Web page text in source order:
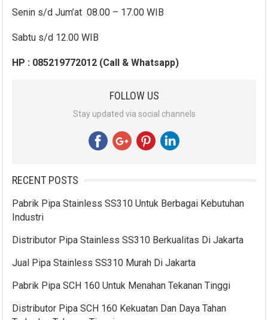
Senin s/d Jum’at 08.00 – 17.00 WIB
Sabtu s/d 12.00 WIB
HP : 085219772012 (Call & Whatsapp)
FOLLOW US
Stay updated via social channels
RECENT POSTS
Pabrik Pipa Stainless SS310 Untuk Berbagai Kebutuhan
Industri
Distributor Pipa Stainless SS310 Berkualitas Di Jakarta
Jual Pipa Stainless SS310 Murah Di Jakarta
Pabrik Pipa SCH 160 Untuk Menahan Tekanan Tinggi
Distributor Pipa SCH 160 Kekuatan Dan Daya Tahan